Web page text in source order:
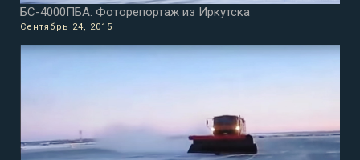
БС-4000ПБА: Фоторепортаж из Иркутска
Сентябрь 24, 2015